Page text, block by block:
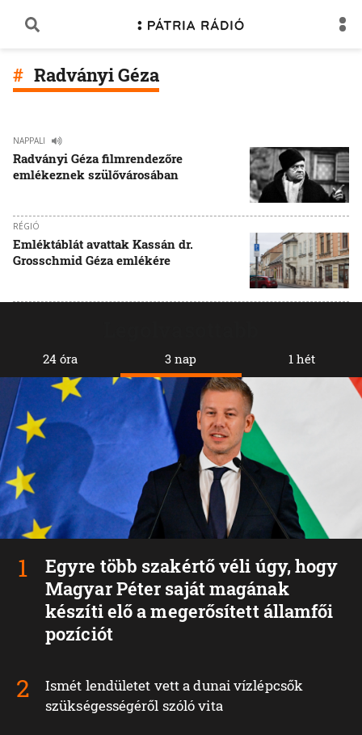
Radványi Géza
NAPPALI
Radványi Géza filmrendezőre
emlékeznek szülővárosában
RÉGIÓ
Emléktáblát avattak Kassán dr.
Grosschmid Géza emlékére
24 óra 3 nap
Egyre több szakértő véli úgy, hogy
Magyar Péter saját magának
készíti elő a megerősített államfői
pozíciót
Ismét lendületet vett a dunai vízlépcsők
szükségességéről szóló vita
1 hét